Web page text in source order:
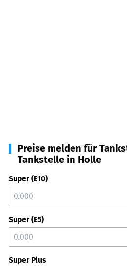
Preise melden für
Tankstelle in Holle
Super (E10)
Super (E5)
Super Plus